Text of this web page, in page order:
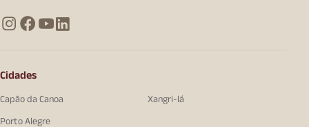
Cidades
Capão da Canoa
Porto Alegre
Xangri-lá